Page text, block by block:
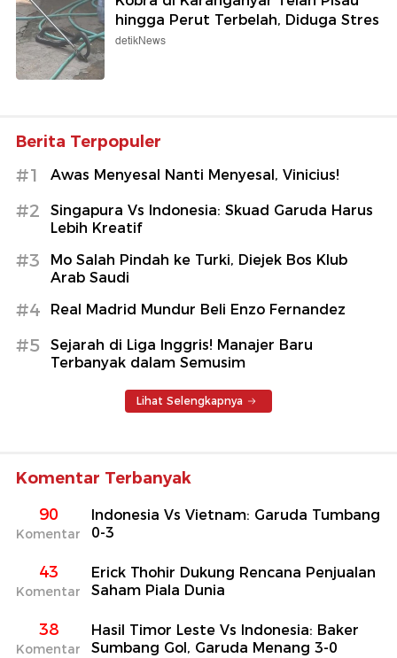
hingga Perut Terbelah, Diduga Stres
detikNews
Berita Terpopuler
#1 Awas Menyesal Nanti Menyesal, Vinicius!
#2
Singapura Vs Indonesia: Skuad Garuda Harus
Lebih Kreatif
#3
Mo Salah Pindah ke Turki, Diejek Bos Klub
Arab Saudi
#4 Real Madrid Mundur Beli Enzo Fernandez
#5
Sejarah di Liga Inggris! Manajer Baru
Terbanyak dalam Semusim
Lihat Selengkapnya
Komentar Terbanyak
90
Komentar
Indonesia Vs Vietnam: Garuda Tumbang
0-3
43
Komentar
Erick Thohir Dukung Rencana Penjualan
Saham Piala Dunia
38
Komentar
Hasil Timor Leste Vs Indonesia: Baker
Sumbang Gol, Garuda Menang 3-0